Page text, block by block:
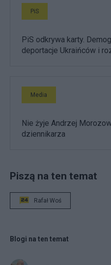
PiS
PiS odkrywa karty.
deportacje Ukraińców i
Media
Nie żyje Andrzej
dziennikarza
Piszą na ten temat
Rafał Woś
Blogi na ten temat